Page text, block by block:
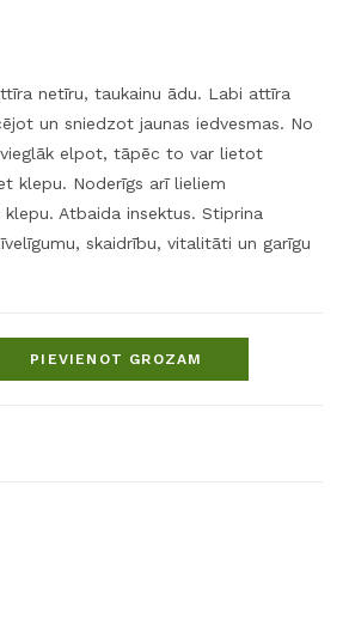
netīru, taukainu ādu. Labi attīra
un sniedzot jaunas iedvesmas. No
elpot, tāpēc to var lietot
klepu. Noderīgs arī lieliem
Atbaida insektus. Stiprina
skaidrību, vitalitāti un garīgu
PIEVIENOT GROZAM